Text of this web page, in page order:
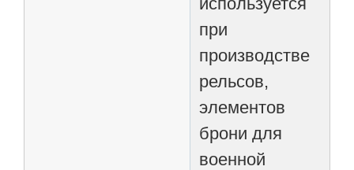
при
производстве
рельсов,
элементов
брони для
военной